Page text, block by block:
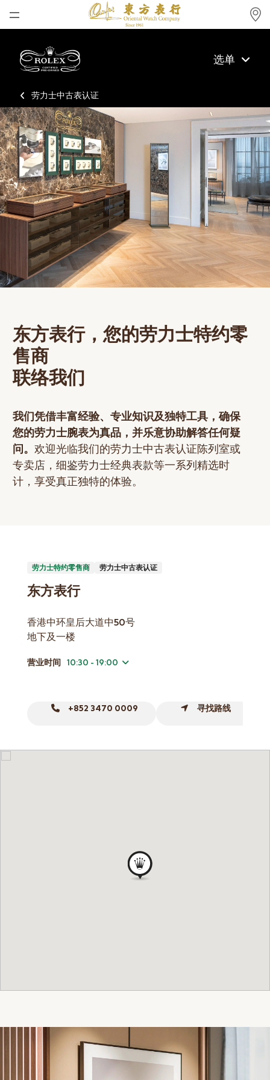
最新消息
腕表资讯
公司动态
劳力士
劳力士中古表认证
帝舵表
品牌
店铺位置
网上商店
腕表维修
联络我们
登入
注册
会员尊享
选单
劳力士中古表认证
东方表行，您的劳力士特约零
售商
联络我们
我们凭借丰富经验、专业知识及独特工具，确保
您的劳力士腕表为真品，并乐意协助解答任何疑
问。 欢迎光临我们的劳力士中古表认证陈列室或
专卖店，细鉴劳力士经典表款等一系列精选时
计，享受真正独特的体验。
劳力士特约零售商 劳力士中古表认证
东方表行
香港中环皇后大道中50号
地下及一楼
营业时间 10:30 - 19:00
+852 3470 0009 寻找路线